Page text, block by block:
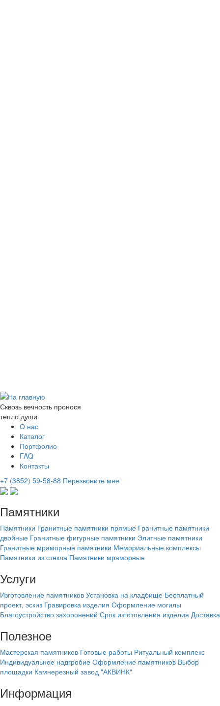
Сквозь вечность пронося
тепло души
О нас
Каталог
Портфолио
FAQ
Контакты
+7 (3852) 59-58-88 Перезвоните мне
Памятники
Памятники Гранитные памятники прямые Гранитные памятники
двойные Гранитные фигурные памятники Элитные памятники
Гранитные мраморные памятники Мемориальные комплексы
Памятники из стекла Памятники мраморные
Услуги
Изготовление памятников Установка на кладбище Бесплатный
проект, эскиз Гравировка изделия Оформление могилы
Благоустройство захоронений Срок изготовления изделия Доставка
Полезное
Мастерская памятников Готовые работы Ритуальный комплекс
Индивидуальное надгробие Оформление памятников Выбор
площадки Камнерезный завод "АКВИНК"
Информация